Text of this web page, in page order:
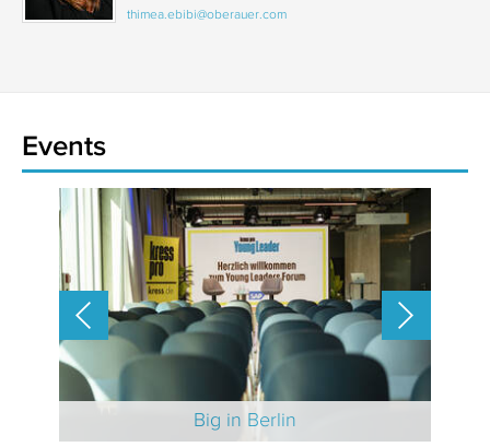
thimea.ebibi@oberauer.com
Events
Big in Berlin